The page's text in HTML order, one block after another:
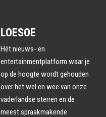
LOESOE
Hét nieuws- en
entertainmentplatform waar je
op de hoogte wordt gehouden
over het wel en wee van onze
vaderlandse sterren en de
meest spraakmakende